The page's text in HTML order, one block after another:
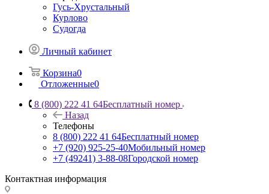
Гусь-Хрустальный
Курлово
Судогда
Личный кабинет
Корзина0
Отложенные0
8 (800) 222 41 64Бесплатный номер
Назад
Телефоны
8 (800) 222 41 64Бесплатный номер
+7 (920) 925-25-40Мобильный номер
+7 (49241) 3-88-08Городской номер
Контактная информация